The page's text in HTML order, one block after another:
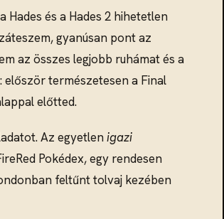
Hades és a Hades 2 hihetetlen
gyanúsan pont az
az összes legjobb ruhámat és a
természetesen a Final
előtted.
Az egyetlenigazi
Pokédex, egy rendesen
feltűnt tolvaj kezében